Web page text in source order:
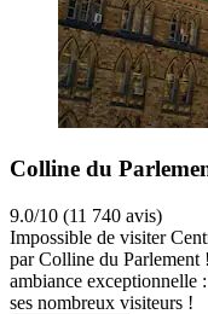
Colline du
9.0/10 (11 740 avis)
Impossible de visiter
par Colline du Parlement
ambiance exceptionnelle
ses nombreux visiteurs !